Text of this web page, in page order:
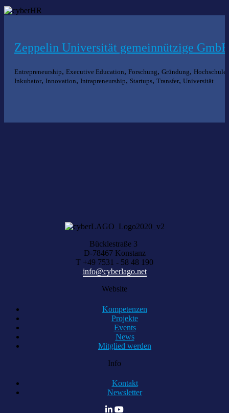
Zeppelin Universität gemeinnützige
Entrepreneurship, Executive Education, Forschung, Gründung, Hochschule
Inkubator, Innovation, Intrapreneurship, Startups, Transfer, Universität
Bücklestraße 3
D-78467 Konstanz
T +49 7531 - 58 48 190
info@cyberlago.net
Website
Kompetenzen
Projekte
Events
News
Mitglied werden
Info
Kontakt
Newsletter